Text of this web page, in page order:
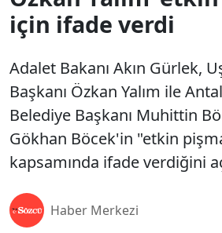
için ifade verdi
Adalet Bakanı Akın Gürlek,
Başkanı Özkan Yalım ile
Belediye Başkanı Muhittin
Gökhan Böcek'in "etkin
kapsamında ifade verdiğini
Haber Merkezi